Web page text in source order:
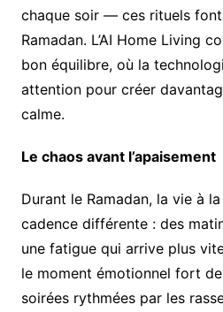
chaque soir — ces rituels
Ramadan. L’AI Home Living
bon équilibre, où la
attention pour créer
calme.
Le chaos avant l’apaisement
Durant le Ramadan, la vie à
cadence différente : des
une fatigue qui arrive plus
le moment émotionnel fort
soirées rythmées par les